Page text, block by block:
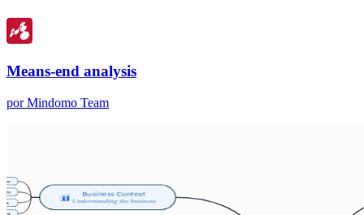
Means-end analysis
por Mindomo Team